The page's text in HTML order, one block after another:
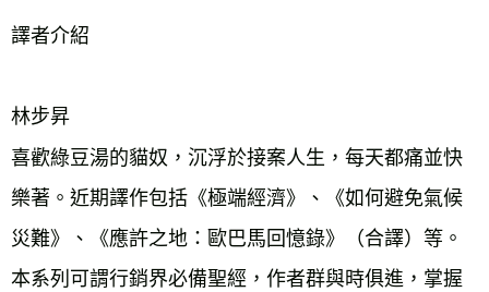
譯者介紹
林步昇
喜歡綠豆湯的貓奴，沉浮於接案人生，每天都痛並快
樂著。近期譯作包括《極端經濟》、《如何避免氣候
災難》、《應許之地：歐巴馬回憶錄》（合譯）等。
本系列可謂行銷界必備聖經，作者群與時俱進，掌握